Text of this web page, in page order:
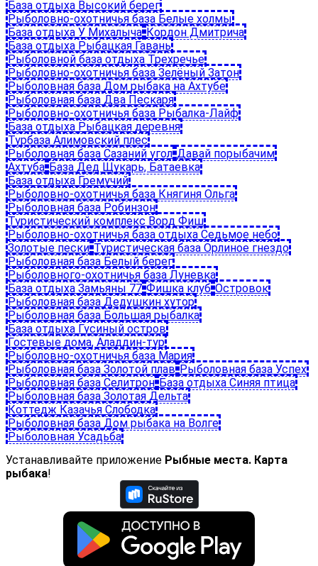
База отдыха Высокий берег
Рыболовно-охотничья база Белые холмы
База отдыха У Михалыча Кордон Дмитрича
База отдыха Рыбацкая Гавань
Рыболовной база отдыха Трехречье
Рыболовно-охотничья база Зелёный Затон
Рыболовная база Дом рыбака на Ахтубе
Рыболовная база Два Пескаря
Рыболовно-охотничья база Рыбалка-Лайф
База отдыха Рыбацкая деревня
Турбаза Алимовский плес
Рыболовная база Сазаний угол Давай порыбачим
Ахтуба База Дед Щукарь, Батаевка
База отдыха Гремучий
Рыболовно-охотничья база Княгиня Ольга
Рыболовная база Робинзон
Туристический комплекс Ворд Фиш
Рыболовно-охотничья база отдыха Седьмое небо
Золотые пески Туристическая база Орлиное гнездо
Рыболовная база Белый берег
Рыболовного-охотничья база Луневка
База отдыха Замьяны 77 Фишка клуб Островок
Рыболовная база Дедушкин хутор
Рыболовная база Большая рыбалка
База отдыха Гусиный остров
Гостевые дома, Аладдин-тур
Рыболовно-охотничья база Мария
Рыболовная база Золотой плав Рыболовная база Успех
Рыболовная база Селитрон База отдыха Синяя птица
Рыболовная база Золотая Дельта
Коттедж Казачья Слободка
Рыболовная база Дом рыбака на Волге
Рыболовная Усадьба
Устанавливайте приложение Рыбные места. Карта
рыбака!